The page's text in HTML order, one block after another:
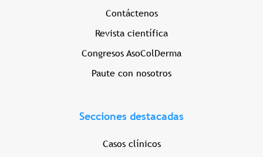
Contáctenos
Revista científica
Congresos AsoColDerma
Paute con nosotros
Secciones destacadas
Casos clínicos